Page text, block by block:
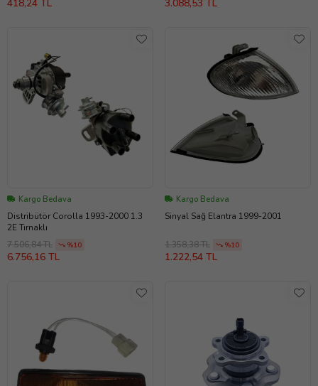
418,24 TL 3.088,53 TL
Kargo Bedava
Distribütör Corolla 1993-2000 1.3
2E Tırnaklı
7.506,84 TL
%10
6.756,16 TL
Kargo Bedava
Sinyal Sağ Elantra 1999-2001
1.358,38 TL %10
1.222,54 TL